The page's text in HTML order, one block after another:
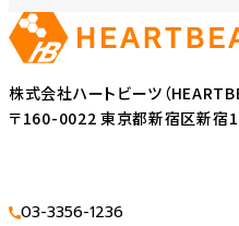
株式会社ハートビーツ（
〒160-0022 東京都新宿区新宿
03-3356-1236